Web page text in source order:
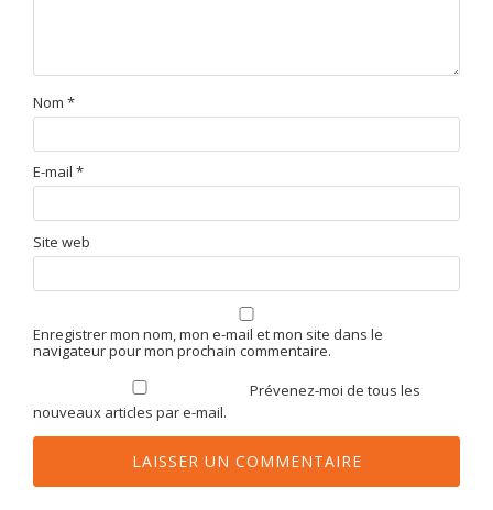
Nom *
E-mail *
Site web
Enregistrer mon nom, mon e-mail et mon site dans le
navigateur pour mon prochain commentaire.
Prévenez-moi de tous les
nouveaux articles par e-mail.